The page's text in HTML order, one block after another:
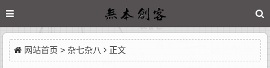
网站首页 > 杂七杂八 正文